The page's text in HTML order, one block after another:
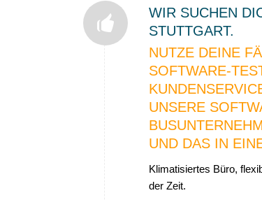
WIR SUCHEN
STUTTGART.
NUTZE DEINE
SOFTWARE-
UNSERE
UND DAS IN
Klimatisiertes Büro,
der Zeit.